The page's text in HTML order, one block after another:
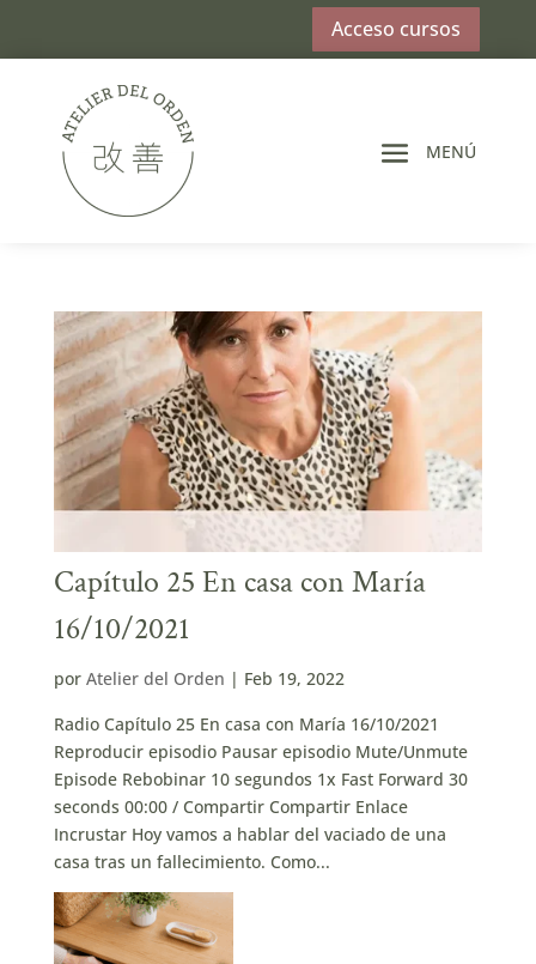
Acceso cursos
Capítulo 25 En casa con María
16/10/2021
por Atelier del Orden | Feb 19, 2022
Radio Capítulo 25 En casa con María 16/10/2021
Reproducir episodio Pausar episodio Mute/Unmute
Episode Rebobinar 10 segundos 1x Fast Forward 30
seconds 00:00 / Compartir Compartir Enlace
Incrustar Hoy vamos a hablar del vaciado de una
casa tras un fallecimiento. Como...